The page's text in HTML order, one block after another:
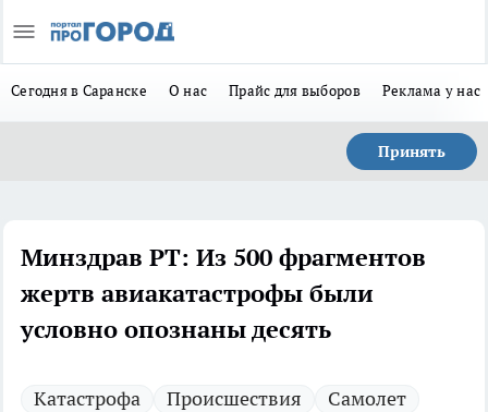
Сегодня в Саранске О нас Прайс для выборов Реклама у нас
Принять
Минздрав РТ: Из 500 фрагментов
жертв авиакатастрофы были
условно опознаны десять
Катастрофа Происшествия Самолет